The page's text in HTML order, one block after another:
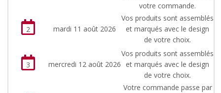
votre commande.
2 mardi 11 août 2026
Vos produits sont assemblés
et marqués avec le design
de votre choix.
3 mercredi 12 août 2026
Vos produits sont assemblés
et marqués avec le design
de votre choix.
Votre commande passe par